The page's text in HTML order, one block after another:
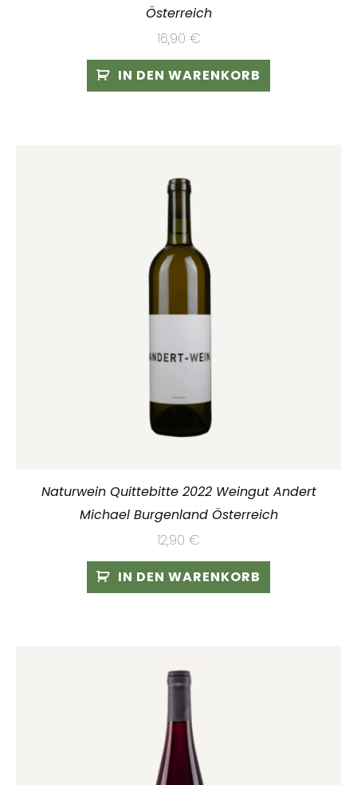
Österreich
16,90 €
IN DEN WARENKORB
Naturwein Quittebitte 2022 Weingut Andert
Michael Burgenland Österreich
12,90 €
IN DEN WARENKORB